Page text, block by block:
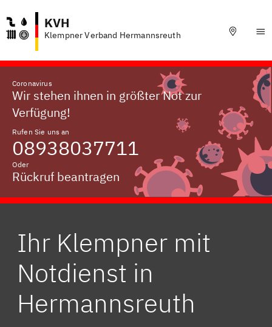
KVH
Klempner Verband Hermannsreuth
Coronavirus
Wir stehen ihnen in größter Not zur
Verfügung!
Rufen Sie uns an
08938037711
Oder
Rückruf beantragen
Ihr Klempner mit
Notdienst in
Hermannsreuth